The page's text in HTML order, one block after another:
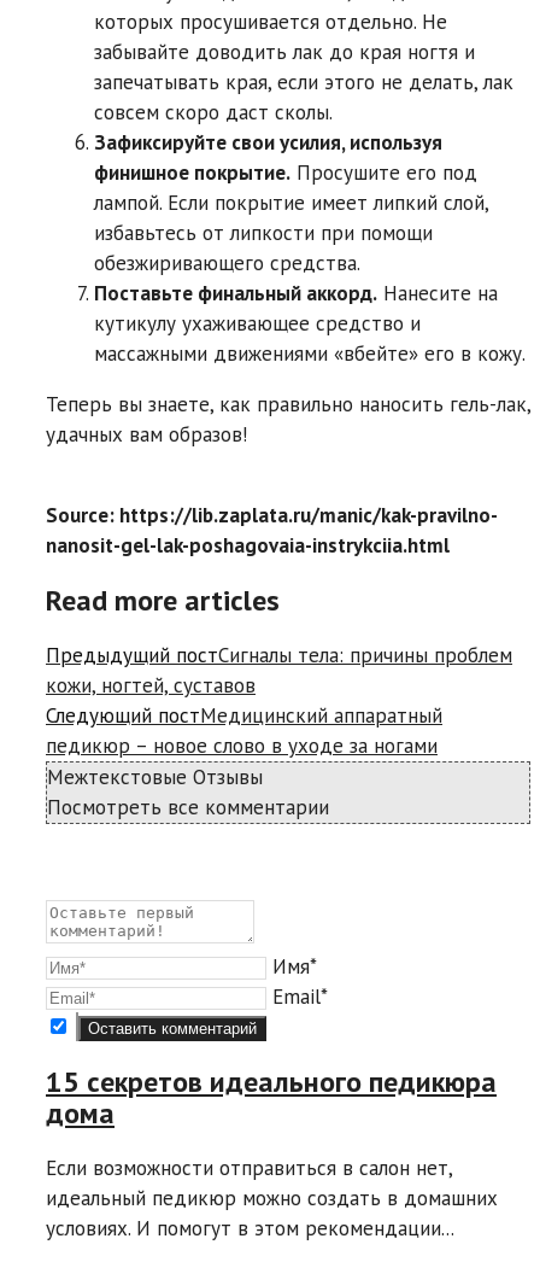
которых просушивается отдельно. Не
забывайте доводить лак до края ногтя и
запечатывать края, если этого не делать, лак
совсем скоро даст сколы.
Зафиксируйте свои усилия, используя
финишное покрытие. Просушите его под
лампой. Если покрытие имеет липкий слой,
избавьтесь от липкости при помощи
обезжиривающего средства.
Поставьте финальный аккорд. Нанесите на
кутикулу ухаживающее средство и
массажными движениями «вбейте» его в кожу.
Теперь вы знаете, как правильно наносить гель-лак,
удачных вам образов!
Source: https://lib.zaplata.ru/manic/kak-pravilno-
nanosit-gel-lak-poshagovaia-instrykciia.html
Read more articles
Предыдущий постСигналы тела: причины проблем
кожи, ногтей, суставов
Следующий постМедицинский аппаратный
педикюр – новое слово в уходе за ногами
Межтекстовые Отзывы
Посмотреть все комментарии
Имя*
Email*
15 секретов идеального педикюра
дома
Если возможности отправиться в салон нет,
идеальный педикюр можно создать в домашних
условиях. И помогут в этом рекомендации...